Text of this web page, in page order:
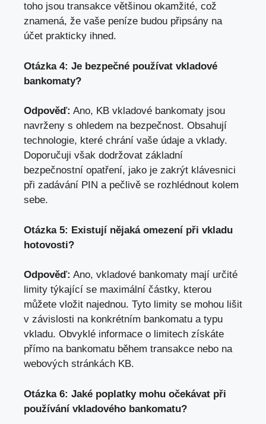
toho jsou transakce většinou okamžité, což
znamená, že vaše peníze budou připsány na
účet prakticky ihned.
Otázka 4: Je bezpečné používat vkladové
bankomaty?
Odpověď: Ano, KB vkladové bankomaty jsou
navrženy s ohledem na bezpečnost. Obsahují
technologie, které chrání vaše údaje a vklady.
Doporučuji však dodržovat základní
bezpečnostní opatření, jako je zakrýt klávesnici
při zadávání PIN a pečlivě se rozhlédnout kolem
sebe.
Otázka 5: Existují nějaká omezení při vkladu
hotovosti?
Odpověď: Ano, vkladové bankomaty mají určité
limity týkající se maximální částky, kterou
můžete vložit najednou. Tyto limity se mohou lišit
v závislosti na konkrétním bankomatu a typu
vkladu. Obvyklé informace o limitech získáte
přímo na bankomatu během transakce nebo na
webových stránkách KB.
Otázka 6: Jaké poplatky mohu očekávat při
používání vkladového bankomatu?